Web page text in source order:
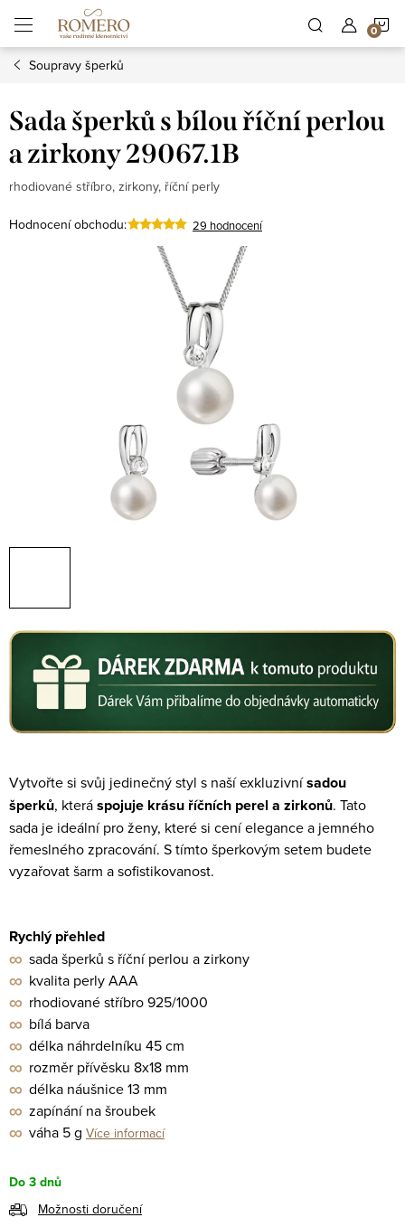
obsah
Soupravy šperků
Sada šperků s bílou říční perlou
a zirkony 29067.1B
rhodiované stříbro, zirkony, říční perly
Hodnocení obchodu: 29 hodnocení
Vytvořte si svůj jedinečný styl s naší exkluzivnísadou
šperků, kteráspojuje krásu říčních perel a zirkonů. Tato
sada je ideální pro ženy, které si cení elegance a jemného
řemeslného zpracování. S tímto šperkovým setem budete
vyzařovat šarm a sofistikovanost.
Rychlý přehled
∞ sada šperků s říční perlou a zirkony
∞ kvalita perly AAA
∞ rhodiované stříbro 925/1000
∞ bílá barva
∞ délka náhrdelníku 45 cm
∞ rozměr přívěsku 8x18 mm
∞ délka náušnice 13 mm
∞ zapínání na šroubek
∞ váha 5 g Více informací
Do 3 dnů
Možnosti doručení